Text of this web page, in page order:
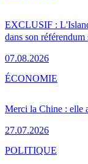
EXCLUSIF :
dans son
07.08.2026
Merci la Chine : elle
27.07.2026
ÉCONOMIE
POLITIQUE